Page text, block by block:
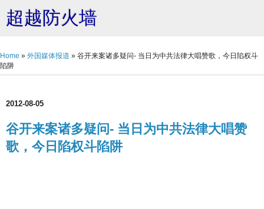
超越防火墙
Home » 外国媒体报道 » 谷开来案诸多疑问- 当日为中共法律大唱赞歌，今日陷权斗
陷阱
2012-08-05
谷开来案诸多疑问- 当日为中共法律大唱赞
歌，今日陷权斗陷阱